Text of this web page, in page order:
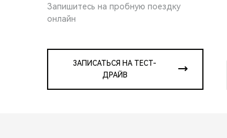
Запишитесь на пробную поездку
онлайн
ЗАПИСАТЬСЯ НА ТЕСТ-
ДРАЙВ